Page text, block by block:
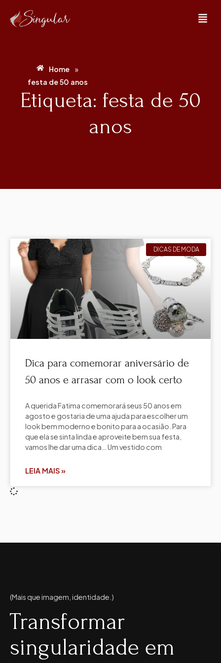
Home »
festa de 50 anos
Etiqueta: festa de 50
anos
DICAS DE MODA
Dica para comemorar aniversário de
50 anos e arrasar com o look certo
A querida Fatima comemorará seus 50 anos em
agosto e gostaria de uma ajuda para escolher um
look bem moderno e bonito para a ocasião. Para
que ela se sinta linda e aproveite bem sua festa,
vamos lhe dar uma dica… Um vestido com
LEIA MAIS »
(Mais que imagem, identidade.)
Transformar
singularidade em